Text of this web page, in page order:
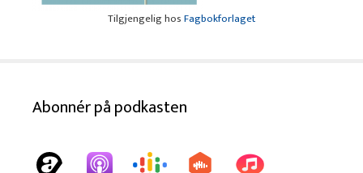
Tilgjengelig hosFagbokforlaget
Abonnér på podkasten